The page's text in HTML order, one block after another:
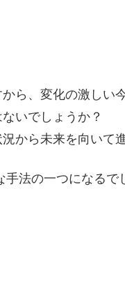
ら、変化の激しい
いでしょうか？
から未来を向いて
法の一つになるで